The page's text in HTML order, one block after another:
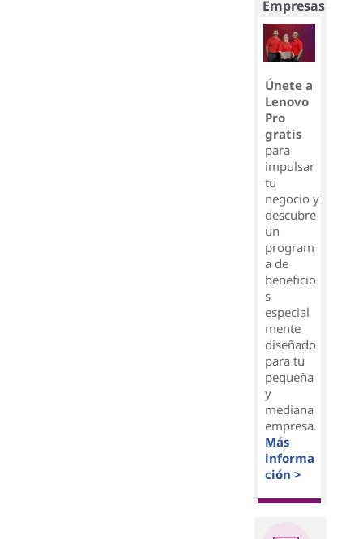
Empresas
Únete a
Lenovo
Pro
gratis
para
impulsar
tu
negocio y
descubre
un
program
a de
beneficio
s
especial
mente
diseñado
para tu
pequeña
y
mediana
empresa.
Más
informa
ción >